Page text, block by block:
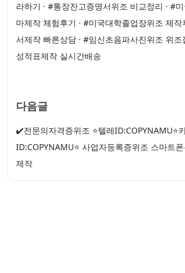
라하기 · #통장잔고증명서위조 비교정리 · #
마제작 체험후기 · #미국대학졸업장위조 제작
서제작 빠른상담 · #임신초음파사진위조 위조
성적표제작 실시간배송
다음글
✔️전문의자격증위조 ⭐텔레ID:COPYNAMU⭐
ID:COPYNAMU⭐ 사업자등록증위조 스마트
제작